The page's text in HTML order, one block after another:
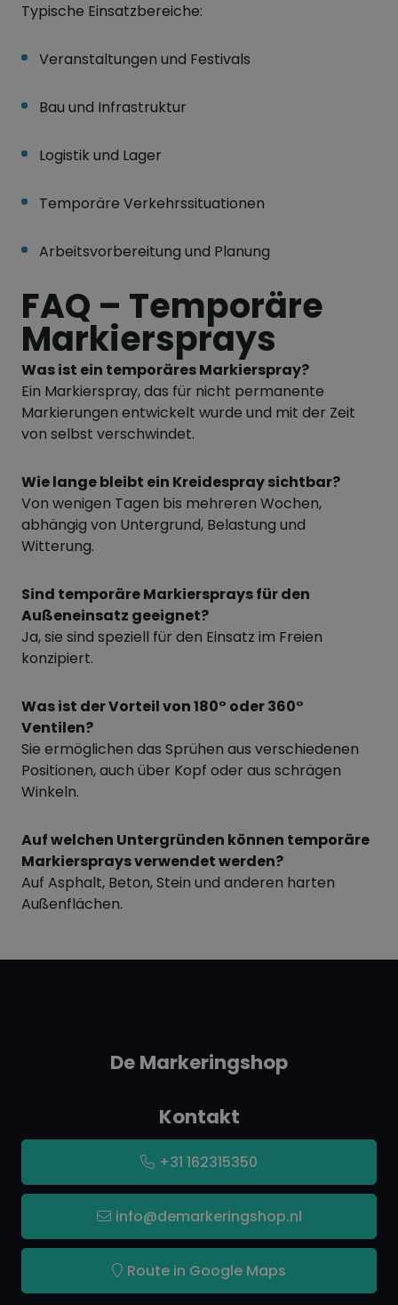
Typische Einsatzbereiche:
Veranstaltungen und Festivals
Bau und Infrastruktur
Logistik und Lager
Temporäre Verkehrssituationen
Arbeitsvorbereitung und Planung
FAQ – Temporäre
Markiersprays
Was ist ein temporäres Markierspray?
Ein Markierspray, das für nicht permanente
Markierungen entwickelt wurde und mit der Zeit
von selbst verschwindet.
Wie lange bleibt ein Kreidespray sichtbar?
Von wenigen Tagen bis mehreren Wochen,
abhängig von Untergrund, Belastung und
Witterung.
Sind temporäre Markiersprays für den
Außeneinsatz geeignet?
Ja, sie sind speziell für den Einsatz im Freien
konzipiert.
Was ist der Vorteil von 180° oder 360°
Ventilen?
Sie ermöglichen das Sprühen aus verschiedenen
Positionen, auch über Kopf oder aus schrägen
Winkeln.
Auf welchen Untergründen können temporäre
Markiersprays verwendet werden?
Auf Asphalt, Beton, Stein und anderen harten
Außenflächen.
De Markeringshop
Kontakt
+31 162315350
info@demarkeringshop.nl
Route in Google Maps